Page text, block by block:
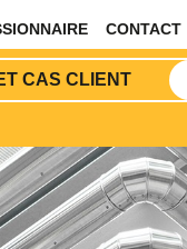
CONTACT
CAS CLIENT